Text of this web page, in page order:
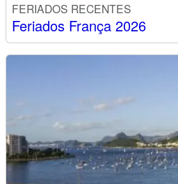
FERIADOS RECENTES
Feriados França 2026